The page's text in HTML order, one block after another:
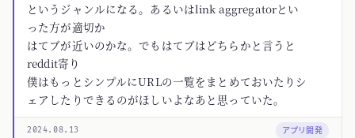
というジャンルになる。あるいはlink aggregatorとい
った方が適切か
はてブが近いのかな。でもはてブはどちらかと言うと
reddit寄り
僕はもっとシンプルにURLの一覧をまとめておいたりシ
ェアしたりできるのがほしいよなあと思っていた。
2024.08.13 アプリ開発